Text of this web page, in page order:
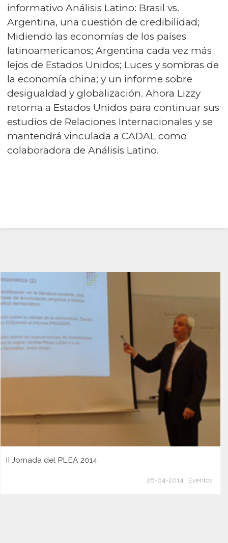
informativo Análisis Latino: Brasil vs.
Argentina, una cuestión de credibilidad;
Midiendo las economías de los países
latinoamericanos; Argentina cada vez más
lejos de Estados Unidos; Luces y sombras de
la economía china; y un informe sobre
desigualdad y globalización. Ahora Lizzy
retorna a Estados Unidos para continuar sus
estudios de Relaciones Internacionales y se
mantendrá vinculada a CADAL como
colaboradora de Análisis Latino.
II Jornada del PLEA 2014
26-04-2014 | Eventos